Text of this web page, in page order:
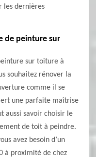
les dernières
de peinture sur
sur toiture à
souhaitez rénover la
comme il se
une parfaite maîtrise
aussi savoir choisir le
de toit à peindre.
avez besoin d’un
à proximité de chez